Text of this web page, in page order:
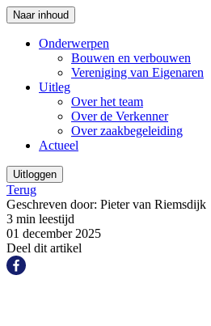
Naar inhoud
Onderwerpen
Bouwen en verbouwen
Vereniging van Eigenaren
Uitleg
Over het team
Over de Verkenner
Over zaakbegeleiding
Actueel
Uitloggen
Terug
Geschreven door: Pieter van Riemsdijk
3 min leestijd
01 december 2025
Deel dit artikel